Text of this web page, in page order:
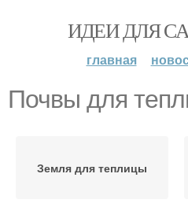
ИДЕИ ДЛЯ
главная
Почвы для
Земля для теплицы